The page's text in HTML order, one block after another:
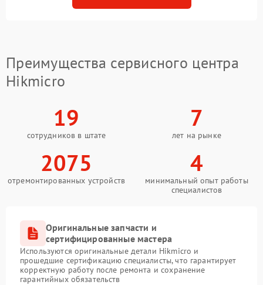
Преимущества сервисного центра
Hikmicro
19
сотрудников в штате
7
лет на рынке
2075
отремонтированных устройств
4
минимальный опыт работы
специалистов
Оригинальные запчасти и
сертифицированные мастера
Используются оригинальные детали Hikmicro и
прошедшие сертификацию специалисты, что гарантирует
корректную работу после ремонта и сохранение
гарантийных обязательств